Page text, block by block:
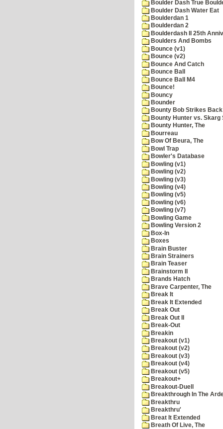
Boulder Dash True
Boulder Dash Water Eat
Boulderdan 1
Boulderdan 2
Boulderdash II 25th
Boulders And Bombs
Bounce (v1)
Bounce (v2)
Bounce And Catch
Bounce Ball
Bounce Ball M4
Bounce!
Bouncy
Bounder
Bounty Bob Strikes
Bounty Hunter vs. Skarg
Bounty Hunter, The
Bourreau
Bow Of Beura, The
Bowl Trap
Bowler's Database
Bowling (v1)
Bowling (v2)
Bowling (v3)
Bowling (v4)
Bowling (v5)
Bowling (v6)
Bowling (v7)
Bowling Game
Bowling Version 2
Box-In
Boxes
Brain Buster
Brain Strainers
Brain Teaser
Brainstorm II
Brands Hatch
Brave Carpenter, The
Break It
Break It Extended
Break Out
Break Out II
Break-Out
Breakin
Breakout (v1)
Breakout (v2)
Breakout (v3)
Breakout (v4)
Breakout (v5)
Breakout+
Breakout-Duell
Breakthrough In The
Breakthru
Breakthru'
Breat It Extended
Breath Of Live, The